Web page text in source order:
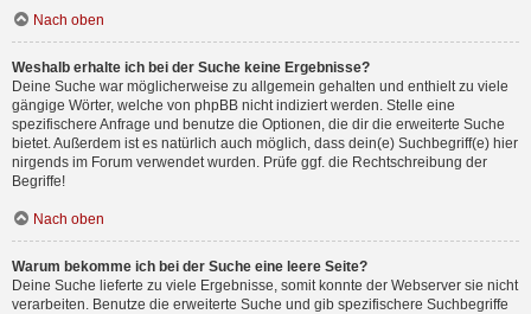
Nach oben
Weshalb erhalte ich bei der Suche keine Ergebnisse?
Deine Suche war möglicherweise zu allgemein gehalten und enthielt zu viele
gängige Wörter, welche von phpBB nicht indiziert werden. Stelle eine
spezifischere Anfrage und benutze die Optionen, die dir die erweiterte Suche
bietet. Außerdem ist es natürlich auch möglich, dass dein(e) Suchbegriff(e) hier
nirgends im Forum verwendet wurden. Prüfe ggf. die Rechtschreibung der
Begriffe!
Nach oben
Warum bekomme ich bei der Suche eine leere Seite?
Deine Suche lieferte zu viele Ergebnisse, somit konnte der Webserver sie nicht
verarbeiten. Benutze die erweiterte Suche und gib spezifischere Suchbegriffe